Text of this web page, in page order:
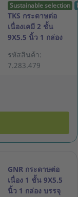
Sustainable selection
TKS กระดาษต่อ
เนื่องเคมี 2 ชั้น
9X5.5 นิ้ว 1 กล่อง
รหัสสินค้า:
7.283.479
GNR กระดาษต่อ
เนื่อง 1 ชั้น 9X5.5
นิ้ว 1 กล่อง บรรจุ